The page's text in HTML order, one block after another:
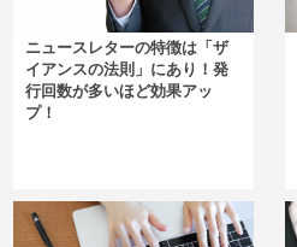
ニュースレターの特徴は「ザ
イアンスの法則」にあり！発
行回数が多いほど効果アッ
プ！